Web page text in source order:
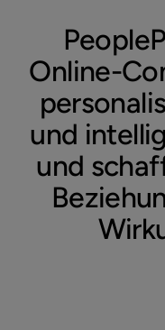
Online-
und
und